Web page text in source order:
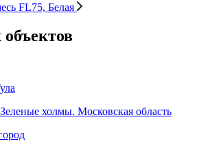
FL75, Белая
холмы. Московская область